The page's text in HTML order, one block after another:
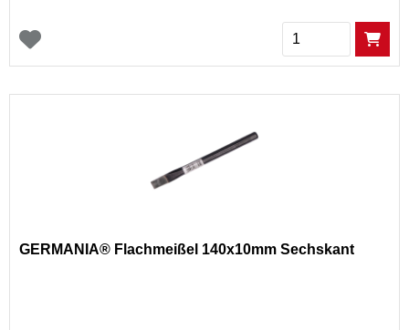
Menge
GERMANIA® Flachmeißel 140x10mm Sechskant